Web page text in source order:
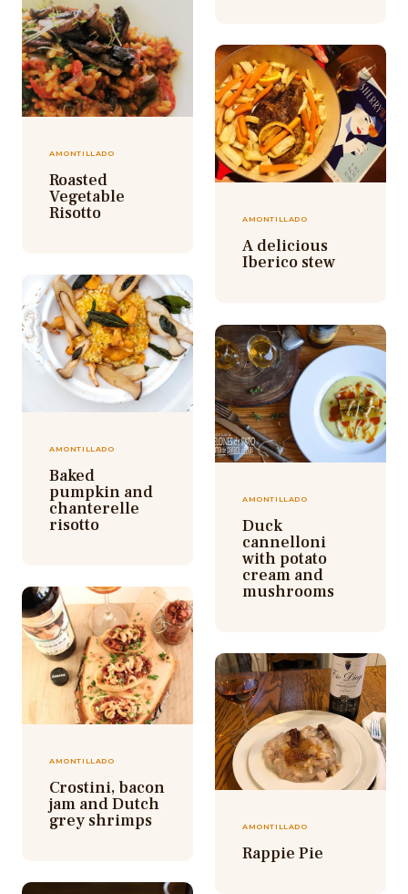
AMONTILLADO
Roasted
Vegetable
Risotto AMONTILLADO
A delicious
Iberico stew
AMONTILLADO
Baked
pumpkin and
chanterelle
risotto
AMONTILLADO
Duck
cannelloni
with potato
cream and
mushrooms
AMONTILLADO
Crostini, bacon
jam and Dutch
grey shrimps AMONTILLADO
Rappie Pie